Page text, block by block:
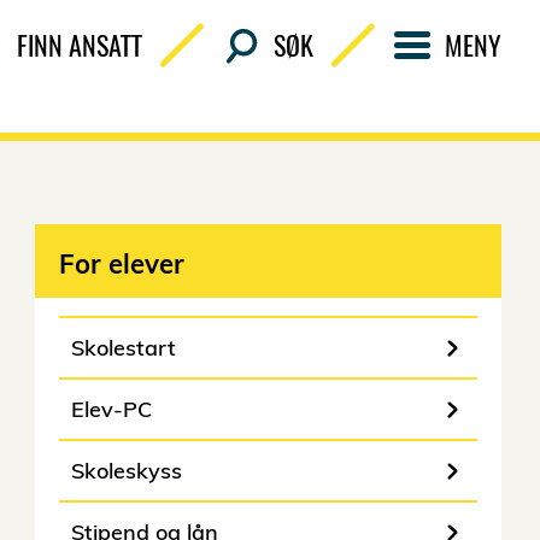
FINN ANSATT SØK MENY
For elever
Skolestart
Elev-PC
Skoleskyss
Stipend og lån